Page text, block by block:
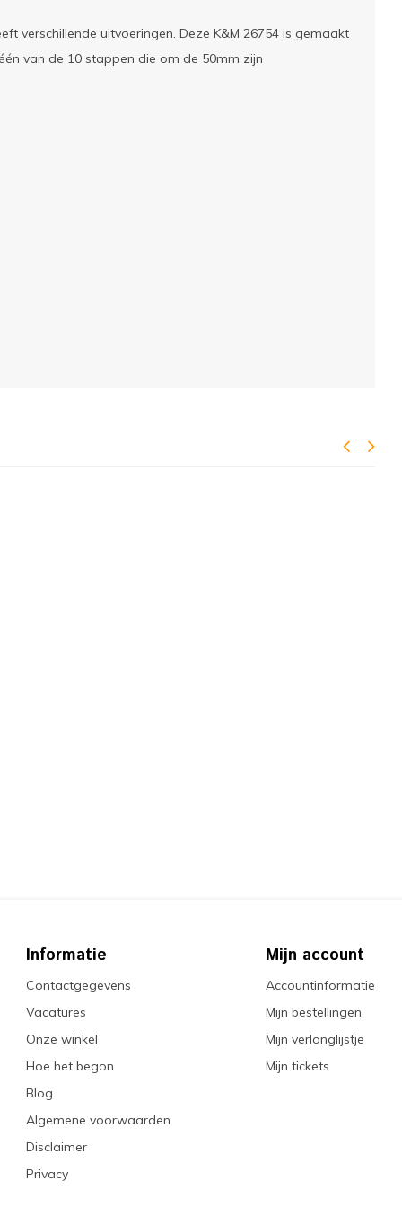
verschillende uitvoeringen. Deze K&M 26754 is gemaakt
van de 10 stappen die om de 50mm zijn
Informatie
Contactgegevens
Vacatures
Onze winkel
Hoe het begon
Blog
Algemene voorwaarden
Disclaimer
Privacy
Mijn account
Accountinformatie
Mijn bestellingen
Mijn verlanglijstje
Mijn tickets